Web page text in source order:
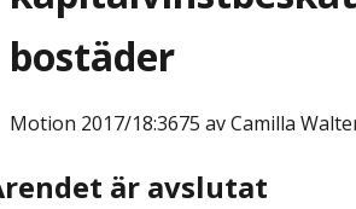
bostäder
Motion 2017/18:3675 av Camilla
är avslutat